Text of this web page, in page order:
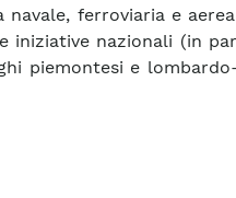
ferroviaria e
iniziative nazionali (in
piemontesi e